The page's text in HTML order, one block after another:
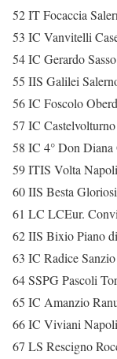
52 IT Focaccia
53 IC Vanvitelli
54 IC Gerardo
55 IIS Galilei
56 IC Foscolo
57 IC
58 IC 4° Don
59 ITIS Volta
60 IIS Besta
61 LC LCEur.
62 IIS Bixio Piano
63 IC Radice
64 SSPG Pascoli
65 IC Amanzio
66 IC Viviani
67 LS Rescigno